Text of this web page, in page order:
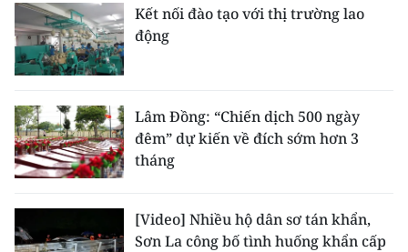
Kết nối đào tạo với thị trường lao
động
Lâm Đồng: “Chiến dịch 500 ngày
đêm” dự kiến về đích sớm hơn 3
tháng
[Video] Nhiều hộ dân sơ tán khẩn,
Sơn La công bố tình huống khẩn cấp